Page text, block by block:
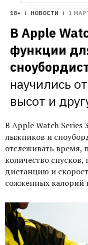
18+ НОВОСТИ 1
В Apple
функции
научились
высот и
В Apple Watch
лыжников и
отслеживать время,
количество
дистанцию и
сожженных калорий